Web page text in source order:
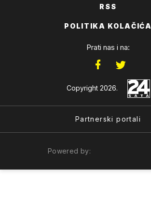
RSS
POLITIKA KOLAČIĆA
Prati nas i na:
Copyright 2026.
Partnerski portali
Powered by: